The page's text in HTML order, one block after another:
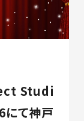
Studi
て神戸